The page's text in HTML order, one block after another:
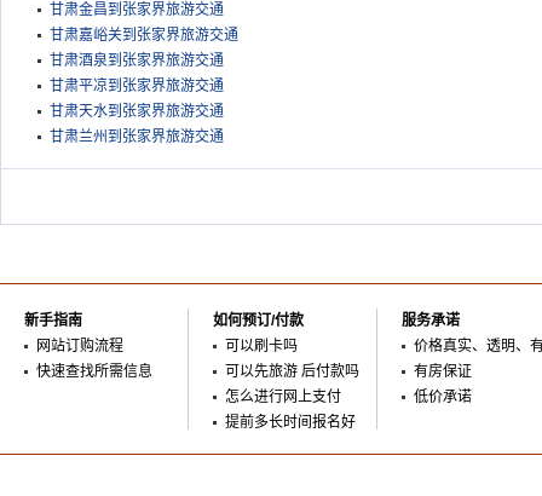
甘肃金昌到张家界旅游交通
甘肃嘉峪关到张家界旅游交通
甘肃酒泉到张家界旅游交通
甘肃平凉到张家界旅游交通
甘肃天水到张家界旅游交通
甘肃兰州到张家界旅游交通
新手指南
网站订购流程
快速查找所需信息
如何预订/付款
可以刷卡吗
可以先旅游 后付款吗
怎么进行网上支付
提前多长时间报名好
服务承诺
价格真实、透明、
有房保证
低价承诺